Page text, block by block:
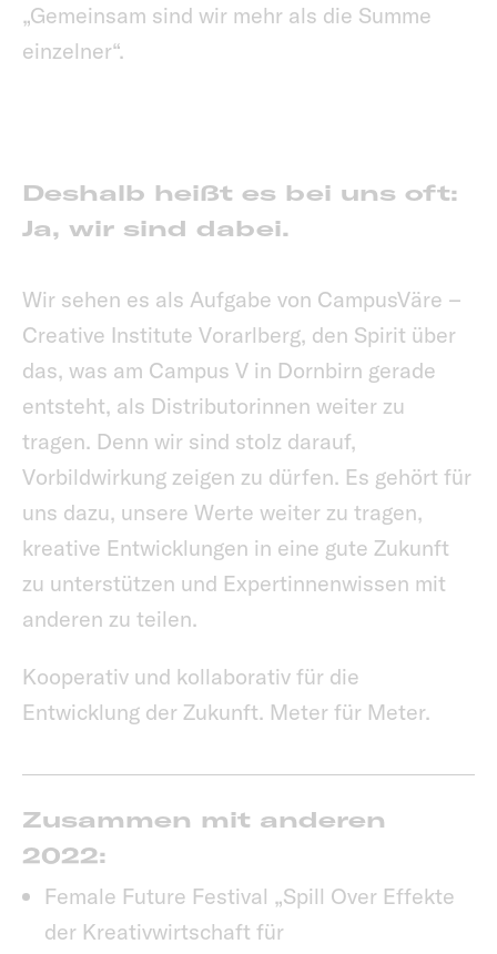
Zusammen mit anderen
2022:
Female Future Festival „Spill Over Effekte
der Kreativwirtschaft für
„Gemeinsam sind wir mehr als die Summe
einzelner“.
Deshalb heißt es bei uns oft:
Ja, wir sind dabei.
Wir sehen es als Aufgabe von CampusVäre –
Creative Institute Vorarlberg, den Spirit über
das, was am Campus V in Dornbirn gerade
entsteht, als Distributorinnen weiter zu
tragen. Denn wir sind stolz darauf,
Vorbildwirkung zeigen zu dürfen. Es gehört für
uns dazu, unsere Werte weiter zu tragen,
kreative Entwicklungen in eine gute Zukunft
zu unterstützen und Expertinnenwissen mit
anderen zu teilen.
Kooperativ und kollaborativ für die
Entwicklung der Zukunft. Meter für Meter.